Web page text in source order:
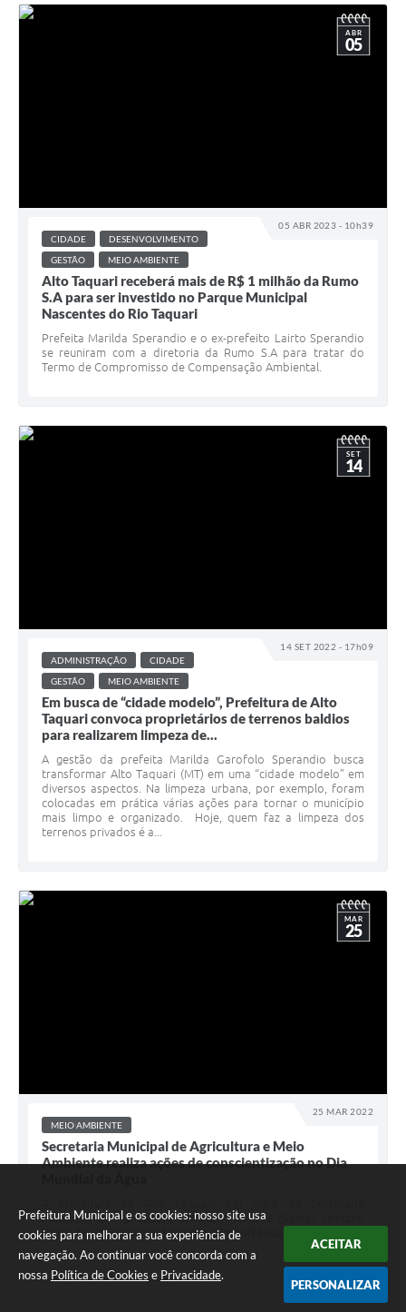
Prefeitura Municipal e os cookies: nosso site usa
cookies para melhorar a sua experiência de
navegação. Ao continuar você concorda com a
nossa Política de Cookies e Privacidade.
ACEITAR
PERSONALIZAR
05 ABR 2023 - 10h39
ABR
05
CIDADE
DESENVOLVIMENTO
GESTÃO
MEIO AMBIENTE
Alto Taquari receberá mais de R$ 1 milhão da Rumo
S.A para ser investido no Parque Municipal
Nascentes do Rio Taquari
Prefeita Marilda Sperandio e o ex-prefeito Lairto Sperandio
se reuniram com a diretoria da Rumo S.A para tratar do
Termo de Compromisso de Compensação Ambiental.
14 SET 2022 - 17h09
SET
14
ADMINISTRAÇÃO
CIDADE
GESTÃO
MEIO AMBIENTE
Em busca de “cidade modelo”, Prefeitura de Alto
Taquari convoca proprietários de terrenos baldios
para realizarem limpeza de...
A gestão da prefeita Marilda Garofolo Sperandio busca
transformar Alto Taquari (MT) em uma “cidade modelo” em
diversos aspectos. Na limpeza urbana, por exemplo, foram
colocadas em prática várias ações para tornar o município
mais limpo e organizado. Hoje, quem faz a limpeza dos
terrenos privados é a...
25 MAR 2022
MAR
25
MEIO AMBIENTE
Secretaria Municipal de Agricultura e Meio
Ambiente realiza ações de conscientização no Dia
Municipal de Agricultura e Meio Ambiente (Sama), realizou
ações de conscientização sobre a importância da água.